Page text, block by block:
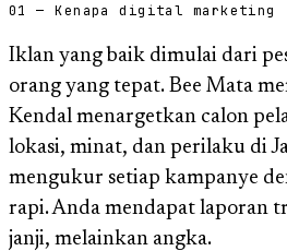
01 — Kenapa digital marketing
Iklan yang baik dimulai dari
orang yang tepat. Bee Mata
Kendal menargetkan calon
lokasi, minat, dan perilaku di
mengukur setiap kampanye
rapi. Anda mendapat laporan
janji, melainkan angka.